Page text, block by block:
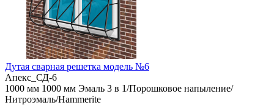
Дутая сварная решетка модель №6
Апекс_СД-6
1000 мм 1000 мм Эмаль 3 в 1/Порошковое напыление/
Нитроэмаль/Hammerite